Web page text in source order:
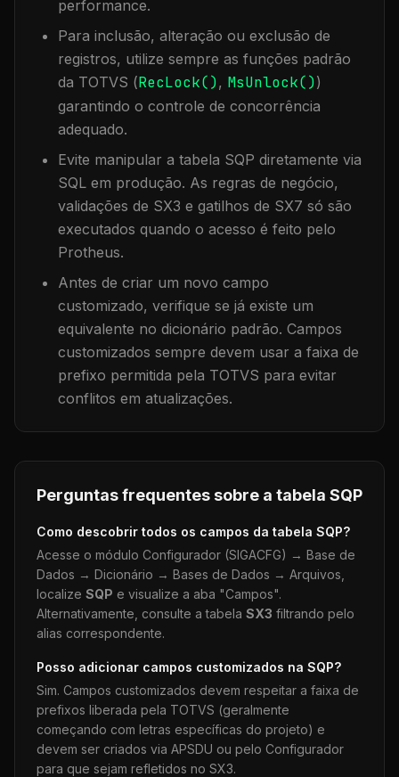
performance.
Para inclusão, alteração ou exclusão de
registros, utilize sempre as funções padrão
da TOTVS (RecLock(), MsUnlock())
garantindo o controle de concorrência
adequado.
Evite manipular a tabela SQP diretamente via
SQL em produção. As regras de negócio,
validações de SX3 e gatilhos de SX7 só são
executados quando o acesso é feito pelo
Protheus.
Antes de criar um novo campo
customizado, verifique se já existe um
equivalente no dicionário padrão. Campos
customizados sempre devem usar a faixa de
prefixo permitida pela TOTVS para evitar
conflitos em atualizações.
Perguntas frequentes sobre a tabela SQP
Como descobrir todos os campos da tabela SQP?
Acesse o módulo Configurador (SIGACFG) → Base de
Dados → Dicionário → Bases de Dados → Arquivos,
localize SQP e visualize a aba "Campos".
Alternativamente, consulte a tabela SX3 filtrando pelo
alias correspondente.
Posso adicionar campos customizados na SQP?
Sim. Campos customizados devem respeitar a faixa de
prefixos liberada pela TOTVS (geralmente
começando com letras específicas do projeto) e
devem ser criados via APSDU ou pelo Configurador
para que sejam refletidos no SX3.